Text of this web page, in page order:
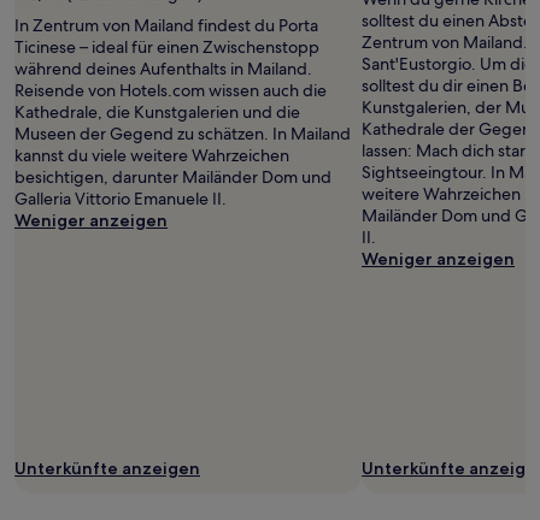
Giorgia
Bachiorri
In Zentrum von Mailand findest du Porta
Ticinese – ideal für einen Zwischenstopp
während deines Aufenthalts in Mailand.
Reisende von Hotels.com wissen auch die
Kathedrale, die Kunstgalerien und die
Museen der Gegend zu schätzen. In Mailand
kannst du viele weitere Wahrzeichen
besichtigen, darunter Mailänder Dom und
Galleria Vittorio Emanuele II.
Weniger anzeigen
Unterkünfte anzeigen
solltest du einen
Zentrum von Mailand.
Sant'Eustorgio. Um
solltest du dir einen
Kunstgalerien, der
Kathedrale der
lassen: Mach dich
Sightseeingtour. In
weitere Wahrzeichen
Mailänder Dom und
II.
Weniger anzeigen
Unterkünfte